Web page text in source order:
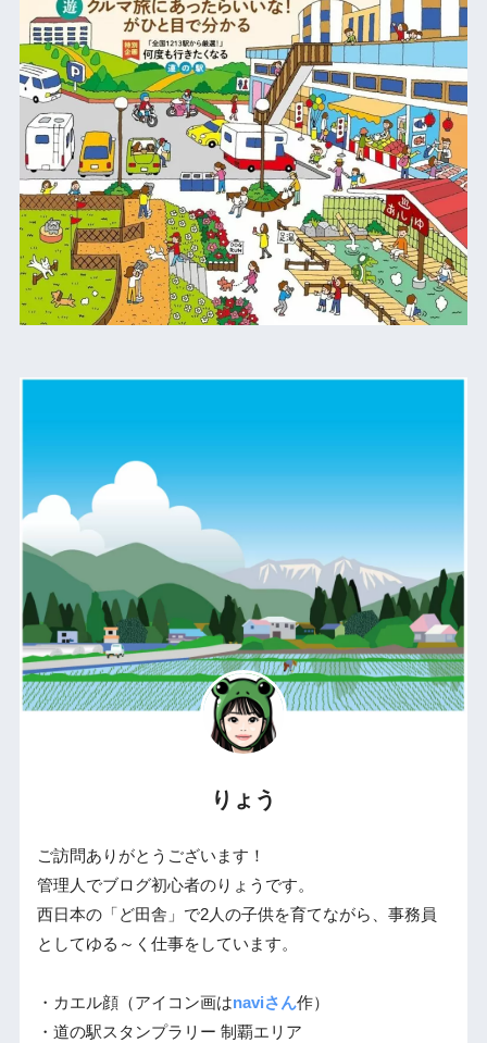
りょう
ご訪問ありがとうございます！
管理人でブログ初心者のりょうです。
西日本の「ど田舎」で2人の子供を育てながら、事務員
としてゆる～く仕事をしています。
・カエル顔（アイコン画はnaviさん作）
・道の駅スタンプラリー 制覇エリア